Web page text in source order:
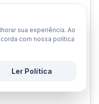
roupa
sua experiência. Ao
com nossa política
Ler Política